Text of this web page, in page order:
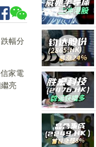
幅分
家電
亮